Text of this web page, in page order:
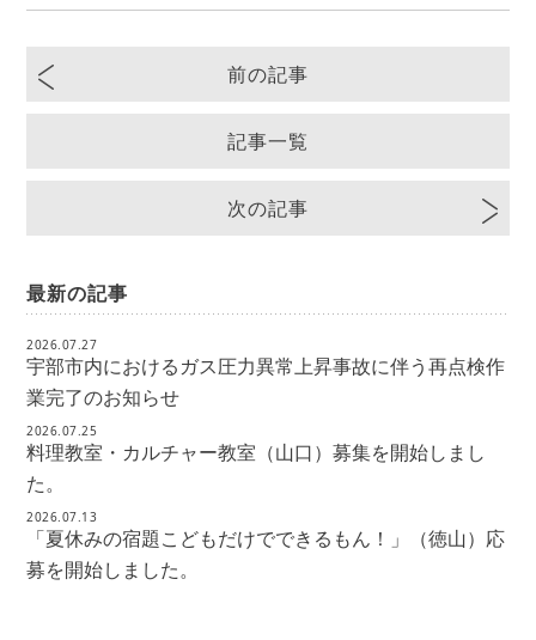
前の記事
記事一覧
次の記事
最新の記事
2026.07.27
宇部市内におけるガス圧力異常上昇事故に伴う再点検作
業完了のお知らせ
2026.07.25
料理教室・カルチャー教室（山口）募集を開始しまし
た。
2026.07.13
「夏休みの宿題こどもだけでできるもん！」（徳山）応
募を開始しました。